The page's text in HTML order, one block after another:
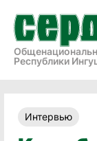
Республики
Интервью